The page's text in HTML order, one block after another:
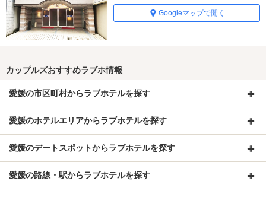
Googleマップで開く
カップルズおすすめラブホ情報
愛媛の市区町村からラブホテルを探す
愛媛のホテルエリアからラブホテルを探す
愛媛のデートスポットからラブホテルを探す
愛媛の路線・駅からラブホテルを探す